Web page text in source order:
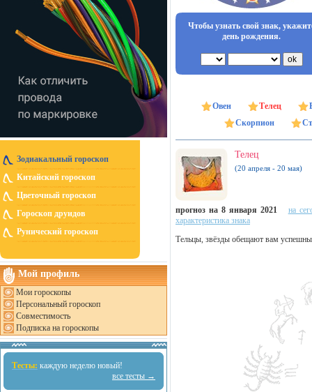
Зодиакальный гороскоп
Китайский гороскоп
Цветочный гороскоп
Гороскоп друидов
Рунический гороскоп
Мой профиль
Мои гороскопы
Персональный гороскоп
Совместимость
Подписка на гороскопы
Тесты: каждую неделю новый!
все тесты →
Чтобы узнать свой знак,
день рождения.
Овен Телец
Скорпион
Телец
(20 апреля - 20 мая)
прогноз на 8 января 2021
на
характеристика знака
Тельцы, звёзды обещают вам